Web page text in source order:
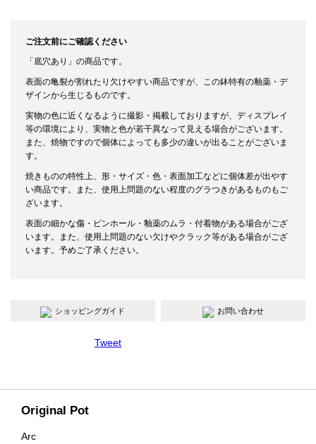
Original Pot
Arc
ご注文前にご確認ください
「底穴あり」の商品です。
表面の亀裂が割れたり欠けやすい商品ですが、この鉢特有の釉薬・デ
ザインから生じるものです。
実物の色に近くなるように撮影・掲載しておりますが、ディスプレイ
等の環境により、実物と色が若干異なって見える場合がございます。
また、焼物ですので個体によっても多少の違いが出ることがございま
す。
焼きものの特性上、形・サイズ・色・表面加工などに個体差が出やす
い商品です。また、使用上問題のない程度のグラつきがあるものもご
ざいます。
表面の細かな傷・ピンホール・釉薬のムラ・付着物がある場合がござ
います。また、使用上問題のない欠けやクラック等がある場合がござ
います。予めご了承ください。
ショッピングガイド お問い合わせ
Tweet